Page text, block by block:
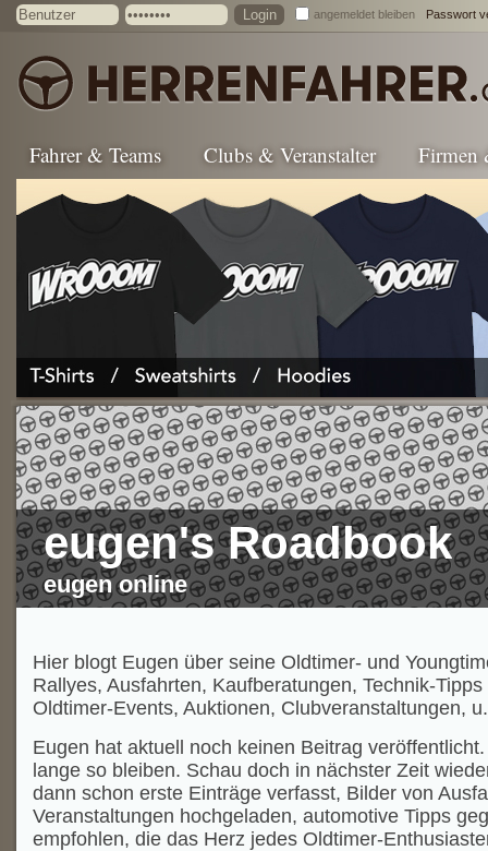
angemeldet bleiben Passwort
Fahrer & Teams Clubs & Veranstalter Firmen
eugen's Roadbook
eugen online
Hier blogt Eugen über seine Oldtimer- und
Rallyes, Ausfahrten, Kaufberatungen, Technik-
Oldtimer-Events, Auktionen, Clubveranstaltungen,
Eugen hat aktuell noch keinen Beitrag
lange so bleiben. Schau doch in nächster Zeit
dann schon erste Einträge verfasst, Bilder von
Veranstaltungen hochgeladen, automotive Tipps
empfohlen, die das Herz jedes Oldtimer-